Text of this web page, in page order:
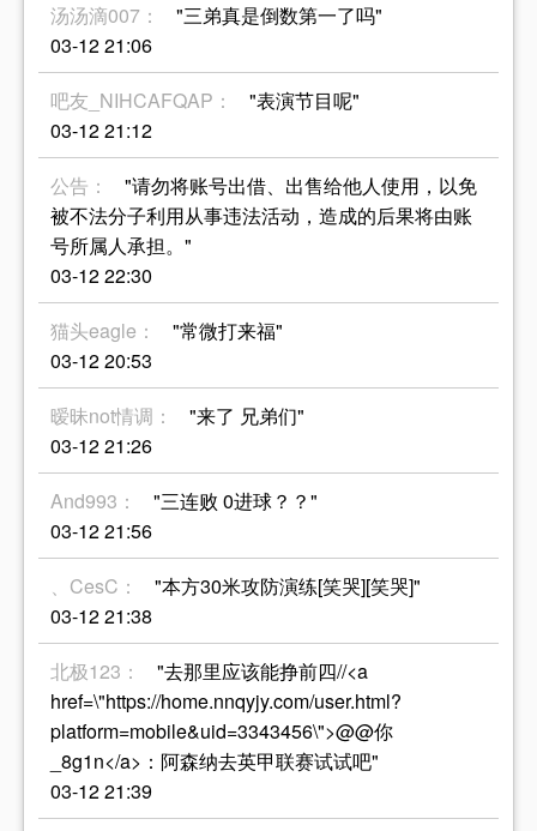
汤汤滴007：
"三弟真是倒数第一了吗"
03-12 21:06
吧友_NIHCAFQAP：
"表演节目呢"
03-12 21:12
公告：
"请勿将账号出借、出售给他人使用，以免
被不法分子利用从事违法活动，造成的后果将由账
号所属人承担。"
03-12 22:30
猫头eagle：
"常微打来福"
03-12 20:53
暧昧not情调：
"来了 兄弟们"
03-12 21:26
And993：
"三连败 0进球？？"
03-12 21:56
、CesC：
"本方30米攻防演练[笑哭][笑哭]"
03-12 21:38
北极123：
"去那里应该能挣前四//<a
href=\"https://home.nnqyjy.com/user.html?
platform=mobile&uid=3343456\">@@你
_8g1n</a>：阿森纳去英甲联赛试试吧"
03-12 21:39